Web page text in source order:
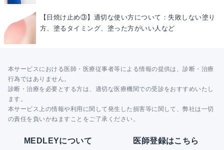
【日焼け止め③】適切な使い方について：失敗しない塗り
方、塗るタイミング、塗った方がいい人など
本サービスにおける医師・医療従事者等による情報の提供は、診断・治療
行為ではありません。
診断・治療を必要とする方は、適切な医療機関での受診をおすすめいたし
ます。
本サービス上の情報や利用に関して発生した損害等に関して、弊社は一切
の責任を負いかねますことをご了承ください。
MEDLEYについて 医師登録はこちら